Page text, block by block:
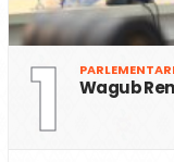
1 Wagub